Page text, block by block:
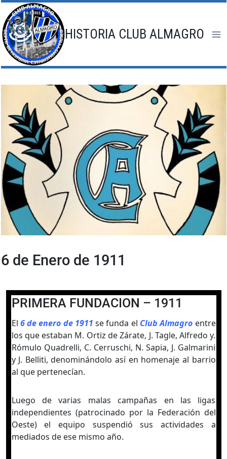
HISTORIA CLUB ALMAGRO
6 de Enero de 1911
PRIMERA FUNDACION – 1911
El 6 de enero de 1911 se funda el Club Almagro entre
los que estaban M. Ortiz de Zárate, J. Tagle, Alfredo y.
Rómulo Quadrelli, C. Cerruschi, N. Sapia, J. Galmarini
y J. Belliti, denominándolo así en homenaje al barrio
al que pertenecían.
Luego de varias malas campañas en las ligas
independientes (patrocinado por la Federación del
Oeste) el equipo suspendió sus actividades a
mediados de ese mismo año.